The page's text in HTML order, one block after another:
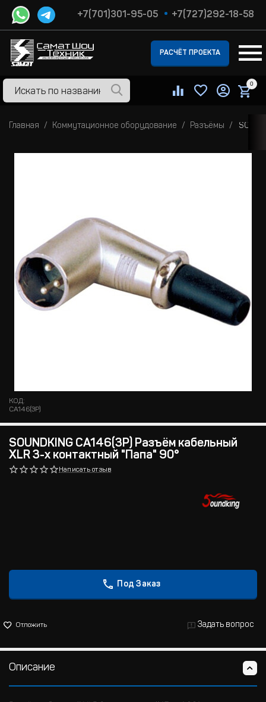
+7(701)301-95-05 +7(727)292-18-58
РАСЧЁТ ПРОЕКТА
0
Главная Коммутационное оборудование Разъёмы
КОД:
CA146(3P)
SOUNDKING CA146(3P) Разъём кабельный
XLR 3-х контактный "Папа" 90°
Написать отзыв
Под Заказ
Отложить Задать вопрос
Описание